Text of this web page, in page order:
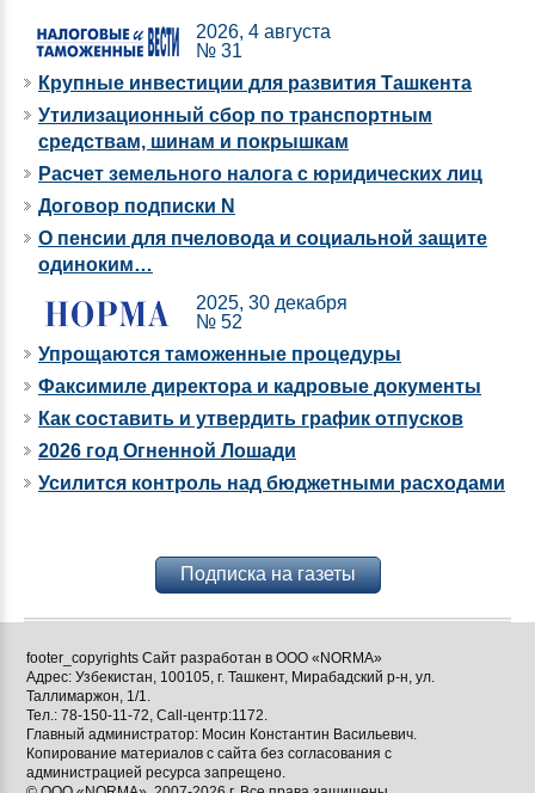
2026, 4 августа
№ 31
Крупные инвестиции для развития Ташкента
Утилизационный сбор по транспортным
средствам, шинам и покрышкам
Расчет земельного налога с юридических лиц
Договор подписки N
О пенсии для пчеловода и социальной защите
одиноким…
2025, 30 декабря
№ 52
Упрощаются таможенные процедуры
Факсимиле директора и кадровые документы
Как составить и утвердить график отпусков
2026 год Огненной Лошади
Усилится контроль над бюджетными расходами
Подписка на газеты
footer_copyrights Сайт разработан в ООО «NORMA»
Адрес: Узбекистан, 100105, г. Ташкент, Мирабадский р-н, ул.
Таллимаржон, 1/1.
Тел.: 78-150-11-72, Call-центр:1172.
Главный администратор: Мосин Константин Васильевич.
Копирование материалов с сайта без согласования с
администрацией ресурса запрещено.